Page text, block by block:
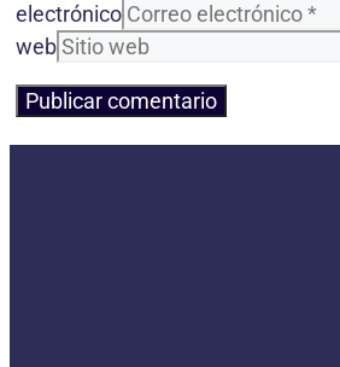
electrónico
web